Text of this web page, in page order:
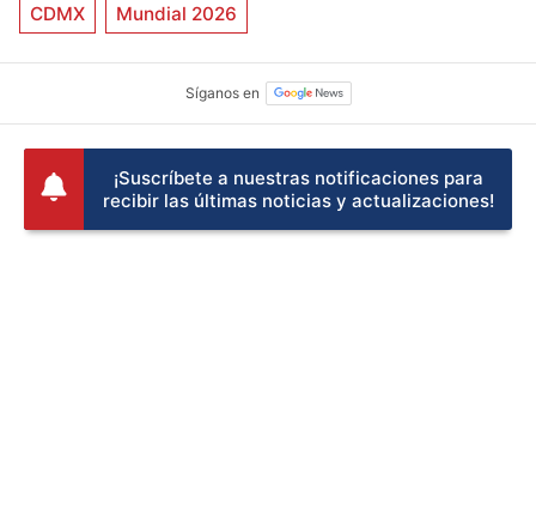
CDMX Mundial 2026
¡Suscríbete a nuestras notificaciones para
recibir las últimas noticias y actualizaciones!